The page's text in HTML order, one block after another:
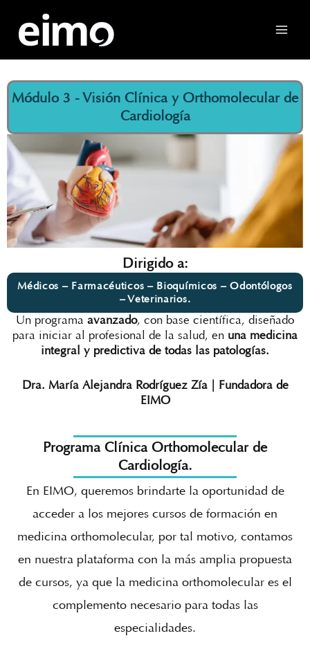
contenido
Módulo 3 - Visión Clínica y Orthomolecular de
Cardiología
Dirigido a:
Médicos – Farmacéuticos – Bioquímicos – Odontólogos
– Veterinarios.
Un programa avanzado, con base científica, diseñado
para iniciar al profesional de la salud, en una medicina
integral y predictiva de todas las patologías.
Dra. María Alejandra Rodríguez Zía | Fundadora de
EIMO
Programa Clínica Orthomolecular de
Cardiología.
En EIMO, queremos brindarte la oportunidad de
acceder a los mejores cursos de formación en
medicina orthomolecular, por tal motivo, contamos
en nuestra plataforma con la más amplia propuesta
de cursos, ya que la medicina orthomolecular es el
complemento necesario para todas las
especialidades.